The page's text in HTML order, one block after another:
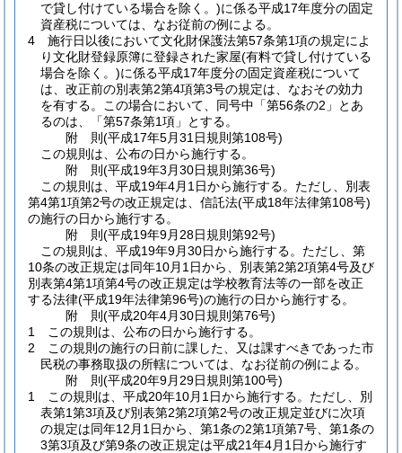
で貸し付けている場合を除く。)に係る平成17年度分の固定
資産税については、なお従前の例による。
4
施行日以後において文化財保護法第57条第1項の規定によ
り文化財登録原簿に登録された家屋(有料で貸し付けている
場合を除く。)に係る平成17年度分の固定資産税について
は、改正前の別表第2第4項第3号の規定は、なおその効力
を有する。
この場合において、同号中「第56条の2」とあ
るのは、「第57条第1項」とする。
附 則(平成17年5月31日規則第108号)
この規則は、公布の日から施行する。
附 則(平成19年3月30日規則第36号)
この規則は、平成19年4月1日から施行する。 ただし、別表
第4第1項第2号の改正規定は、信託法(平成18年法律第108号)
の施行の日から施行する。
附 則(平成19年9月28日規則第92号)
この規則は、平成19年9月30日から施行する。 ただし、第
10条の改正規定は同年10月1日から、別表第2第2項第4号及び
別表第4第1項第4号の改正規定は学校教育法等の一部を改正
する法律(平成19年法律第96号)の施行の日から施行する。
附 則(平成20年4月30日規則第76号)
1
この規則は、公布の日から施行する。
2
この規則の施行の日前に課した、又は課すべきであった市
民税の事務取扱の所轄については、なお従前の例による。
附 則(平成20年9月29日規則第100号)
1
この規則は、平成20年10月1日から施行する。 ただし、別
表第1第3項及び別表第2第2項第2号の改正規定並びに次項
の規定は同年12月1日から、第1条の2第1項第7号、第1条の
3第3項及び第9条の改正規定は平成21年4月1日から施行す